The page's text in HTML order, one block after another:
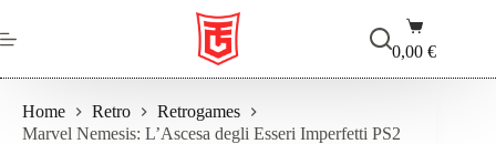
al
contenuto
Carrello
0,00€
Home Retro
Retrogames
Marvel Nemesis: L’Ascesa degli Esseri Imperfetti PS2